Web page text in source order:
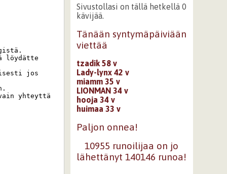
löydätte
jos
yhteyttä
Sivustollasi on tällä hetkellä 0
kävijää.
Tänään syntymäpäiviään
viettää
tzadik 58 v
Lady-lynx 42 v
miamm 35 v
LIONMAN 34 v
hooja 34 v
huimaa 33 v
Paljon onnea!
10955 runoilijaa on jo
lähettänyt 140146 runoa!